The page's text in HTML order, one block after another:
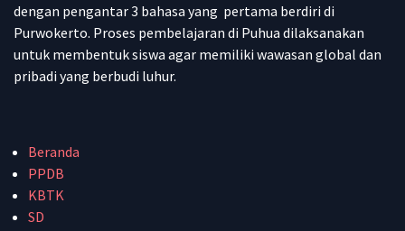
dengan pengantar 3 bahasa yang pertama berdiri di
Purwokerto. Proses pembelajaran di Puhua dilaksanakan
untuk membentuk siswa agar memiliki wawasan global dan
pribadi yang berbudi luhur.
Beranda
PPDB
KBTK
SD